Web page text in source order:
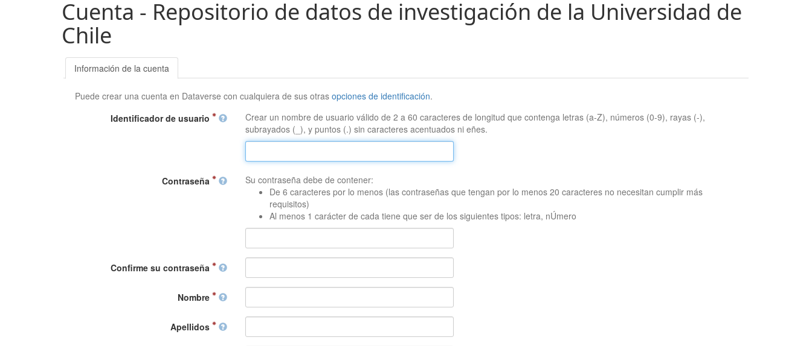
Cuenta - Repositorio de datos de investigación de la Universidad de
Chile
Información de la cuenta
Puede crear una cuenta en Dataverse con cualquiera de sus otrasopciones de identificación.
Identificador de usuario
Crear un nombre de usuario válido de 2 a 60 caracteres de longitud que contenga letras (a-Z), números (0-9), rayas (-),
subrayados (_), y puntos (.) sin caracteres acentuados ni eñes.
Contraseña
Su contraseña debe de contener:
De 6 caracteres por lo menos (las contraseñas que tengan por lo menos 20 caracteres no necesitan cumplir más
requisitos)
Al menos 1 carácter de cada tiene que ser de los siguientes tipos: letra, nÚmero
Confirme su contraseña
Nombre
Apellidos